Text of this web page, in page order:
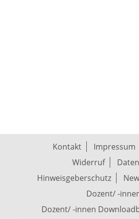
Kontakt Impressum
Widerruf
Hinweisgeberschutz
Dozent/ -
Dozent/ -innen